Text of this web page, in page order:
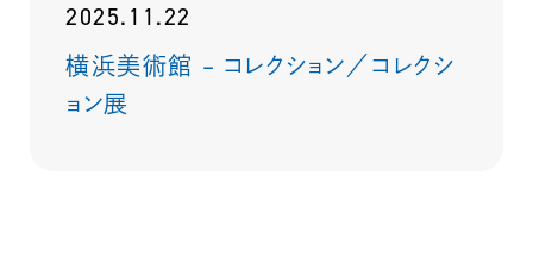
2025.11.22
横浜美術館 – コレクション／コレクシ
ョン展